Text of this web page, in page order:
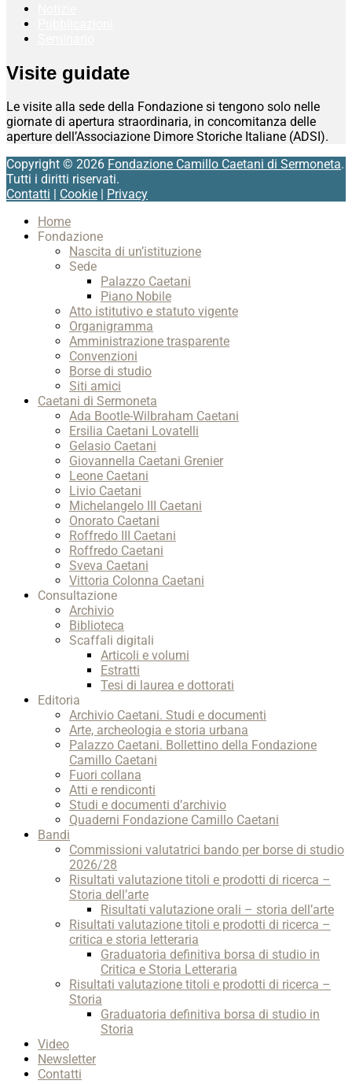
Visite guidate
Le visite alla sede della Fondazione si tengono solo nelle
giornate di apertura straordinaria, in concomitanza delle
aperture dell’Associazione Dimore Storiche Italiane (ADSI).
Copyright © 2026 Fondazione Camillo Caetani di Sermoneta.
Tutti i diritti riservati.
Contatti
Cookie
Privacy
Home
Fondazione
Nascita di un’istituzione
Sede
Palazzo Caetani
Piano Nobile
Atto istitutivo e statuto vigente
Organigramma
Amministrazione trasparente
Convenzioni
Borse di studio
Siti amici
Caetani di Sermoneta
Ada Bootle-Wilbraham Caetani
Ersilia Caetani Lovatelli
Gelasio Caetani
Giovannella Caetani Grenier
Leone Caetani
Livio Caetani
Michelangelo III Caetani
Onorato Caetani
Roffredo III Caetani
Roffredo Caetani
Sveva Caetani
Vittoria Colonna Caetani
Consultazione
Archivio
Biblioteca
Scaffali digitali
Articoli e volumi
Estratti
Tesi di laurea e dottorati
Editoria
Archivio Caetani. Studi e documenti
Arte, archeologia e storia urbana
Palazzo Caetani. Bollettino della Fondazione
Camillo Caetani
Fuori collana
Atti e rendiconti
Studi e documenti d’archivio
Quaderni Fondazione Camillo Caetani
Bandi
Commissioni valutatrici bando per borse di studio
2026/28
Risultati valutazione titoli e prodotti di ricerca –
Storia dell’arte
Risultati valutazione orali – storia dell’arte
Risultati valutazione titoli e prodotti di ricerca –
critica e storia letteraria
Graduatoria definitiva borsa di studio in
Critica e Storia Letteraria
Risultati valutazione titoli e prodotti di ricerca –
Storia
Graduatoria definitiva borsa di studio in
Storia
Video
Newsletter
Contatti